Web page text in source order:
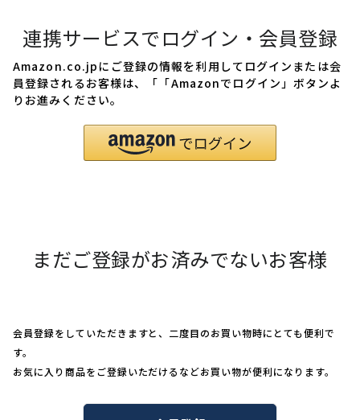
連携サービスでログイン・会員登録
Amazon.co.jpにご登録の情報を利用してログインまたは会
員登録されるお客様は、「「Amazonでログイン」ボタンよ
りお進みください。
まだご登録がお済みでないお客様
会員登録をしていただきますと、二度目のお買い物時にとても便利で
す。
お気に入り商品をご登録いただけるなどお買い物が便利になります。